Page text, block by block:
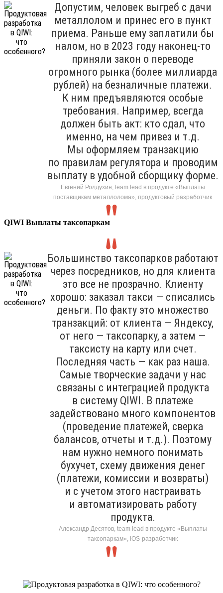
Допустим, человек выгреб с дачи
металлолом и принес его в пункт
приема. Раньше ему заплатили бы
налом, но в 2023 году наконец-то
приняли закон о переводе
огромного рынка (более миллиарда
рублей) на безналичные платежи.
К ним предъявляются особые
требования. Например, всегда
должен быть акт: кто сдал, что
именно, на чем привез и т.д.
Мы оформляем транзакцию
по правилам регулятора и проводим
выплату в удобной сборщику форме.
Евгений Ролдухин, team lead в продукте «Выплаты
поставщикам металлолома», продуктовый разработчик
QIWI Выплаты таксопаркам
Большинство таксопарков работают
через посредников, но для клиента
это все не прозрачно. Клиенту
хорошо: заказал такси — списались
деньги. По факту это множество
транзакций: от клиента — Яндексу,
от него — таксопарку, а затем —
таксисту на карту или счет.
Последняя часть — как раз наша.
Самые творческие задачи у нас
связаны с интеграцией продукта
в систему QIWI. В платеже
задействовано много компонентов
(проведение платежей, сверка
балансов, отчеты и т.д.). Поэтому
нам нужно немного понимать
бухучет, схему движения денег
(платежи, комиссии и возвраты)
и с учетом этого настраивать
и автоматизировать работу
продукта.
Александр Десятов, team lead в продукте «Выплаты
таксопаркам», iOS-разработчик